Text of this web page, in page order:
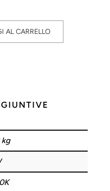
AL CARRELLO
kg